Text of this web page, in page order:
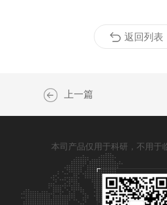
返回列表
上一篇
本司产品仅用于科研，不用于